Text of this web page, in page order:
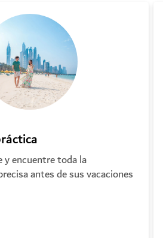
y encuentre toda la
antes de sus vacaciones